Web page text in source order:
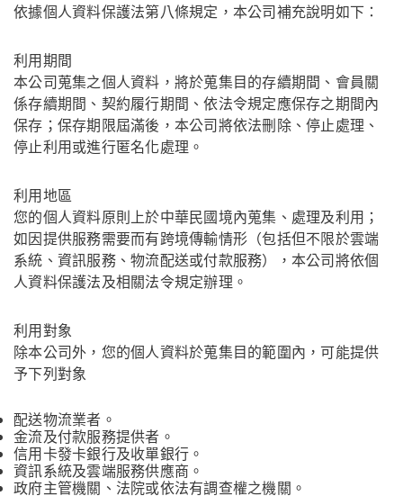
依據個人資料保護法第八條規定，本公司補充說明如下：
利用期間
本公司蒐集之個人資料，將於蒐集目的存續期間、會員關
係存續期間、契約履行期間、依法令規定應保存之期間內
保存；保存期限屆滿後，本公司將依法刪除、停止處理、
停止利用或進行匿名化處理。
利用地區
您的個人資料原則上於中華民國境內蒐集、處理及利用；
如因提供服務需要而有跨境傳輸情形（包括但不限於雲端
系統、資訊服務、物流配送或付款服務），本公司將依個
人資料保護法及相關法令規定辦理。
利用對象
除本公司外，您的個人資料於蒐集目的範圍內，可能提供
予下列對象
配送物流業者。
金流及付款服務提供者。
信用卡發卡銀行及收單銀行。
資訊系統及雲端服務供應商。
政府主管機關、法院或依法有調查權之機關。